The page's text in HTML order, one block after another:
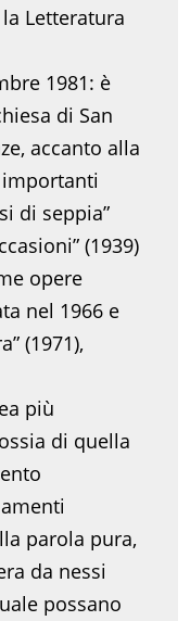
Letteratura
1981: è
di San
accanto alla
di seppia”
(1939)
opere
nel 1966 e
(1971),
più
di quella
parola pura,
da nessi
possano